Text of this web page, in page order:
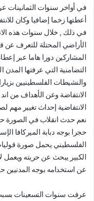
في أواخر سنوات الثمانينات
أعطتها زخما إضافيا وكان
في ذلك , خلال سنوات هذه
الأراضي المحتلة للتعرف عن
المشاركين دورا هاما عبر
التضامنية التي عرفتها المدن
والنشيطات الفلسطينيين
الانتفاضة وعن الأهداف من
الانتفاضية إحداث تغيير مهم
نعم حدث انقلاب في الصورة
حجرا بوجه دبابة الميركافا
الفلسطيني يحمل صورة
الكبير يبحث عن حريته ويعمل
عن استخدامه بوجه المدنيين
عرفت سنوات التسعينات